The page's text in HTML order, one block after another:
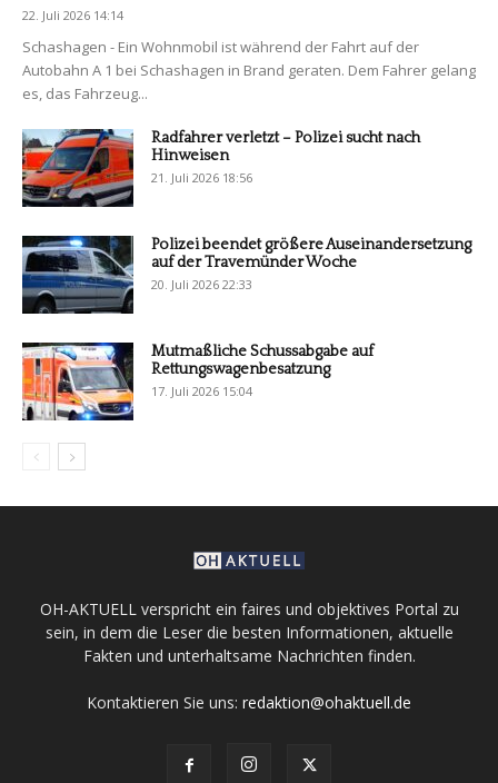
22. Juli 2026 14:14
Schashagen - Ein Wohnmobil ist während der Fahrt auf der
Autobahn A 1 bei Schashagen in Brand geraten. Dem Fahrer gelang
es, das Fahrzeug...
Radfahrer verletzt – Polizei sucht nach
Hinweisen
21. Juli 2026 18:56
Polizei beendet größere Auseinandersetzung
auf der Travemünder Woche
20. Juli 2026 22:33
Mutmaßliche Schussabgabe auf
Rettungswagenbesatzung
17. Juli 2026 15:04
OH-AKTUELL verspricht ein faires und objektives Portal zu
sein, in dem die Leser die besten Informationen, aktuelle
Fakten und unterhaltsame Nachrichten finden.
Kontaktieren Sie uns: redaktion@ohaktuell.de